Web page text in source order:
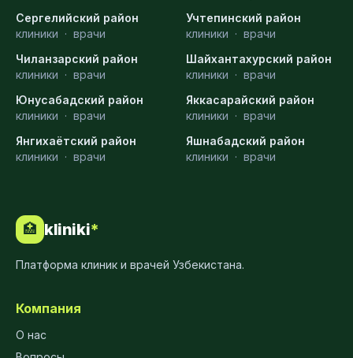
Сергелийский район
клиники · врачи
Учтепинский район
клиники · врачи
Чиланзарский район
клиники · врачи
Шайхантахурский район
клиники · врачи
Юнусабадский район
клиники · врачи
Яккасарайский район
клиники · врачи
Янгихаётский район
клиники · врачи
Яшнабадский район
клиники · врачи
🏥 kliniki*
Платформа клиник и врачей Узбекистана.
Компания
О нас